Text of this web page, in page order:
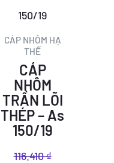
CÁP NHÔM HẠ
THẾ
CÁP
NHÔM
TRẦN LÕI
THÉP – As
150/19
116.410₫
là:
116.410 ₫.là: